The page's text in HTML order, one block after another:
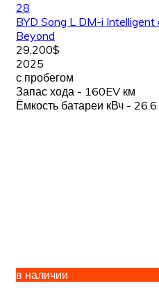
28
BYD Song L DM-i
Beyond
29,200$
2025
с пробегом
Запас хода - 160EV км
Ёмкость батареи кВч - 26.6
в наличии